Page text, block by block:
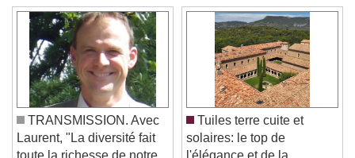
TRANSMISSION. Avec
Laurent, "La diversité fait
Tuiles terre cuite et
solaires: le top de